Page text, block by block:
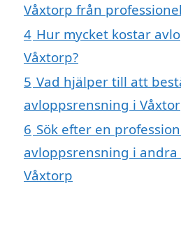
Våxtorp från
4 Hur mycket kostar
Våxtorp?
5 Vad hjälper till att
avloppsrensning i
6 Sök efter en
avloppsrensning i
Våxtorp